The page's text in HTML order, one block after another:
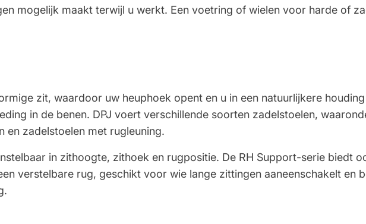
mogelijk maakt terwijl u werkt. Een voetring of wielen voor harde of
zit, waardoor uw heuphoek opent en u in een natuurlijkere
in de benen. DPJ voert verschillende soorten zadelstoelen,
en zadelstoelen met rugleuning.
in zithoogte, zithoek en rugpositie. De RH Support-serie biedt
verstelbare rug, geschikt voor wie lange zittingen aaneenschakelt en